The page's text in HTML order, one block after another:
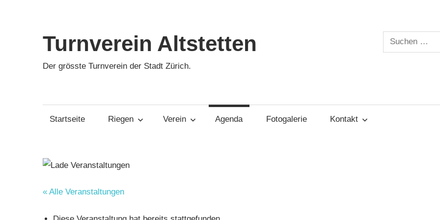
springen
Turnverein Altstetten
Der grösste Turnverein der Stadt Zürich.
Suchen
nach:
Startseite Riegen Verein Agenda Fotogalerie Kontakt
« Alle Veranstaltungen